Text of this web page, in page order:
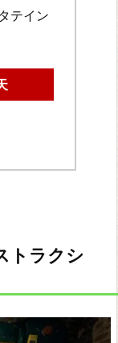
テイン
トラクシ